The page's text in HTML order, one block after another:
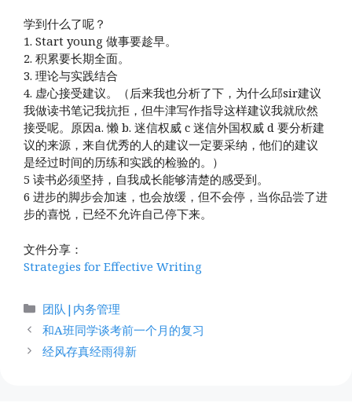
学到什么了呢？
1. Start young 做事要趁早。
2. 积累要长期全面。
3. 理论与实践结合
4. 虚心接受建议。（后来我也分析了下，为什么邱sir建议
我做读书笔记我抗拒，但牛津写作指导这样建议我就欣然
接受呢。原因a. 懒 b. 迷信权威 c 迷信外国权威 d 要分析建
议的来源，来自优秀的人的建议一定要采纳，他们的建议
是经过时间的历练和实践的检验的。）
5 读书必须坚持，自我成长能够清楚的感受到。
6 进步的脚步会加速，也会放缓，但不会停，当你品尝了进
步的喜悦，已经不允许自己停下来。
文件分享：
Strategies for Effective Writing
分
类
团队|内务管理
和A班同学谈考前一个月的复习
经风存真经雨得新